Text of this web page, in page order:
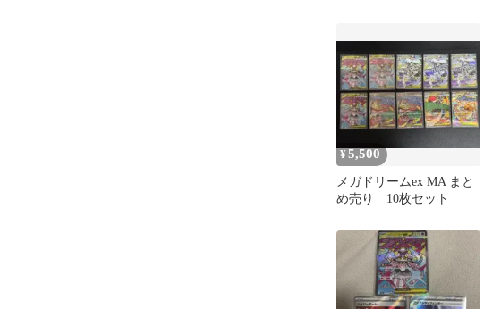
¥5,500
メガドリームex MA まと
め売り 10枚セット